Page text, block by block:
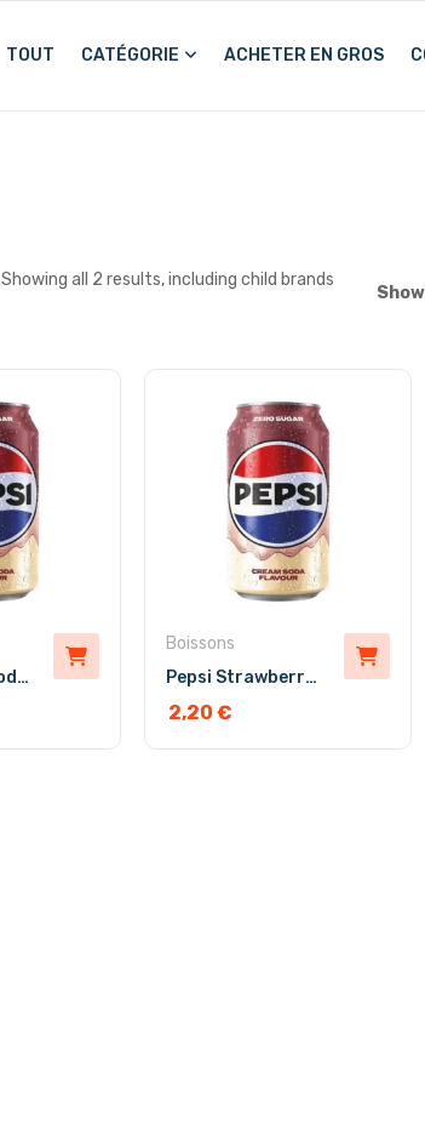
TOUT CATÉGORIE ACHETER EN GROS
Showing all 2 results, including child brands
Show
Pepsi Cream Soda 33cl
Boissons
Pepsi Strawberries Cream 33cl
2,20€